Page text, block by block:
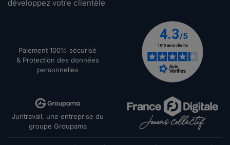
développez votre clientèle
Paiement 100% sécurisé
& Protection des données
personnelles
Juritravail, une entreprise du
groupe Groupama